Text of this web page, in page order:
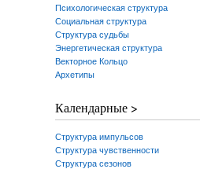
Психологическая структура
Социальная структура
Структура судьбы
Энергетическая структура
Векторное Кольцо
Архетипы
Календарные >
Структура импульсов
Структура чувственности
Структура сезонов